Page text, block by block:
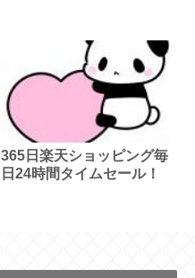
365日楽天ショッピング毎
日24時間タイムセール！